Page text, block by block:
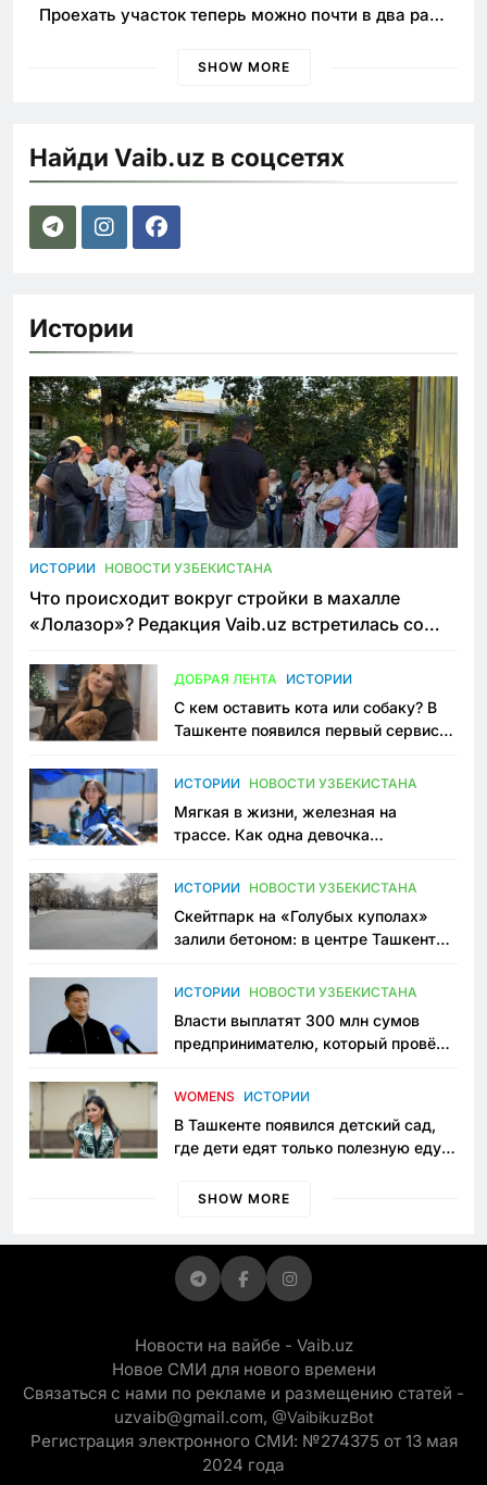
Проехать участок теперь можно почти в два раза
SHOW MORE
Найди Vaib.uz в соцсетях
Истории
ИСТОРИИ НОВОСТИ УЗБЕКИСТАНА
Что происходит вокруг стройки в махалле
«Лолазор»? Редакция Vaib.uz встретилась со
ДОБРАЯ ЛЕНТА ИСТОРИИ
С кем оставить кота или собаку? В
Ташкенте появился первый сервис
ИСТОРИИ НОВОСТИ УЗБЕКИСТАНА
Мягкая в жизни, железная на
трассе. Как одна девочка
Узбекистане
ИСТОРИИ НОВОСТИ УЗБЕКИСТАНА
Скейтпарк на «Голубых куполах»
залили бетоном: в центре Ташкента
пространство
ИСТОРИИ НОВОСТИ УЗБЕКИСТАНА
Власти выплатят 300 млн сумов
предпринимателю, который провёл
приговору
WOMENS ИСТОРИИ
В Ташкенте появился детский сад,
где дети едят только полезную еду.
просить «кашу без сахара»
SHOW MORE
Новости на вайбе - Vaib.uz
Новое СМИ для нового времени
Связаться с нами по рекламе и размещению статей -
uzvaib@gmail.com, @VaibikuzBot
Регистрация электронного СМИ: №274375 от 13 мая
2024 года